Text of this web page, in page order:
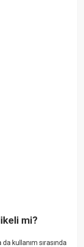
mi?
kullanım sırasında